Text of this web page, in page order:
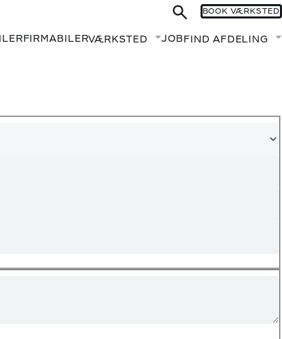
FIRMABILERVÆRKSTED Fold undermenu ud
JOB FIND AFDELING
BOOK VÆRKSTED